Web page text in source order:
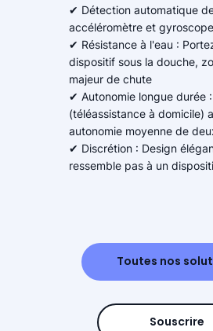
✔ Détection automatique
accéléromètre et gyroscope
✔ Résistance à l'eau :
dispositif sous la douche,
majeur de chute
✔ Autonomie longue durée
(téléassistance à domicile)
autonomie moyenne de
✔ Discrétion : Design
ressemble pas à un
Toutes nos
Souscrire